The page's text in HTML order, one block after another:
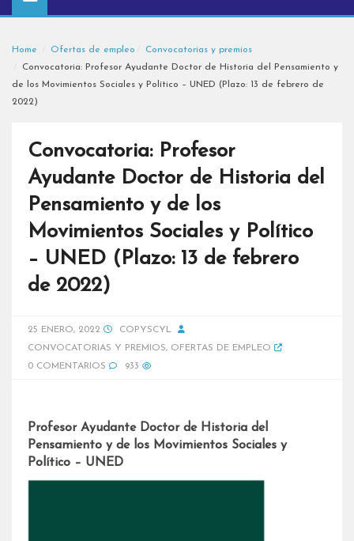
Home Ofertas de empleo
Convocatorias y premios
Convocatoria: Profesor Ayudante Doctor de Historia del Pensamiento y
de los Movimientos Sociales y Político – UNED (Plazo: 13 de febrero de
2022)
Convocatoria: Profesor
Ayudante Doctor de Historia del
Pensamiento y de los
Movimientos Sociales y Político
– UNED (Plazo: 13 de febrero
de 2022)
25 ENERO, 2022
COPYSCYL
CONVOCATORIAS Y PREMIOS, OFERTAS DE EMPLEO
0 COMENTARIOS
933
Profesor Ayudante Doctor de Historia del
Pensamiento y de los Movimientos Sociales y
Político – UNED